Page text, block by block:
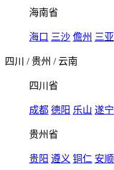
海南省
海口 三沙 儋州 三亚
四川 /贵州 /云南
四川省
成都 德阳 乐山 遂宁
贵州省
贵阳 遵义 铜仁 安顺